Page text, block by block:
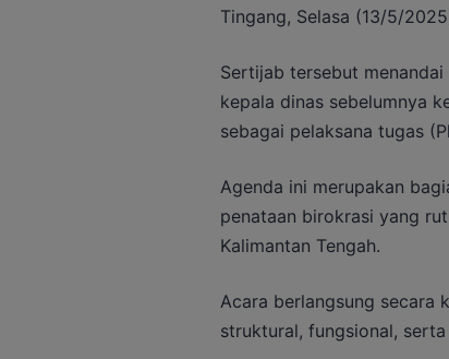
Tingang, Selasa (13/5/
Sertijab tersebut
kepala dinas sebelumnya
sebagai pelaksana tugas
Agenda ini merupakan
penataan birokrasi yang
Kalimantan Tengah.
Acara berlangsung secara
struktural, fungsional,